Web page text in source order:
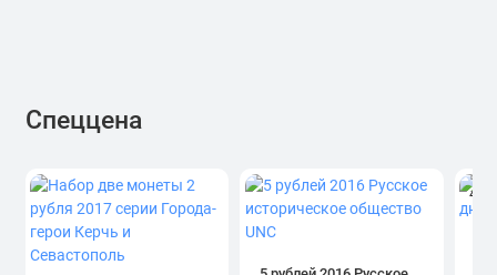
Спеццена
4.0